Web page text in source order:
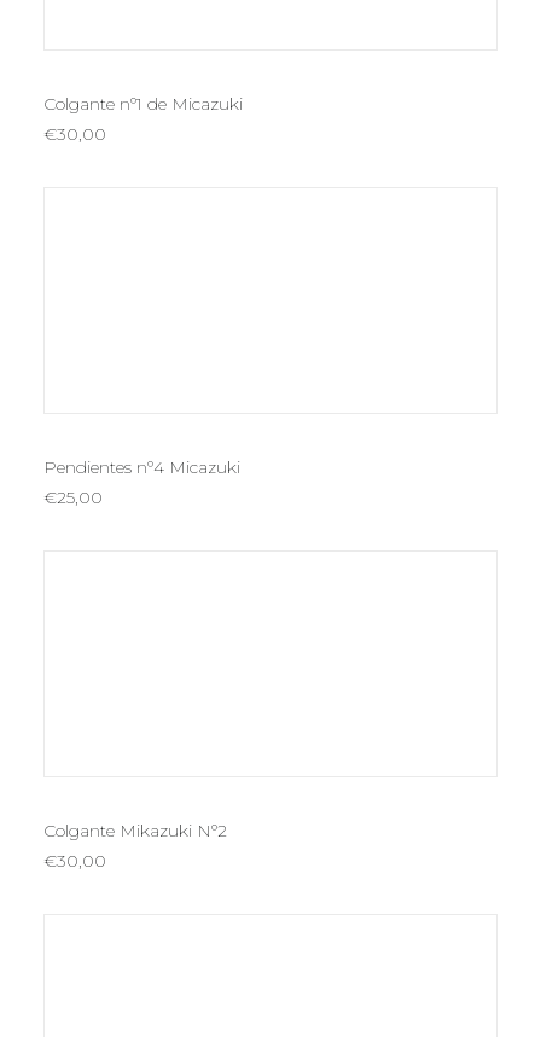
Colgante nº1 de Micazuki
€30,00
Pendientes nº4 Micazuki
€25,00
Colgante Mikazuki Nº2
€30,00